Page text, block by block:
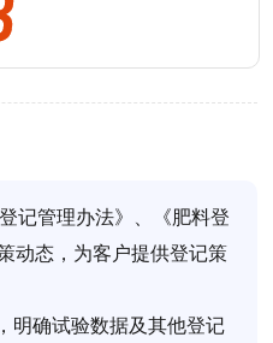
记管理办法》、《肥料登
动态，为客户提供登记策
明确试验数据及其他登记